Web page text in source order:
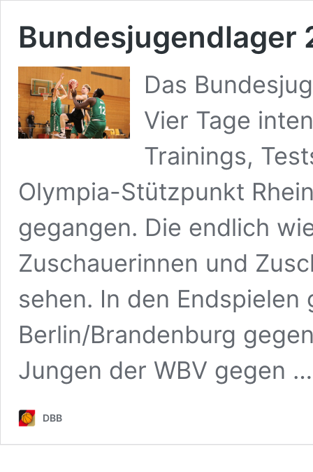
Bundesjugendlager
Das
Vier Tage
Trainings,
Olympia-Stützpunkt
gegangen. Die endlich
Zuschauerinnen und
sehen. In den
Berlin/Brandenburg
Jungen der WBV gegen
DBB